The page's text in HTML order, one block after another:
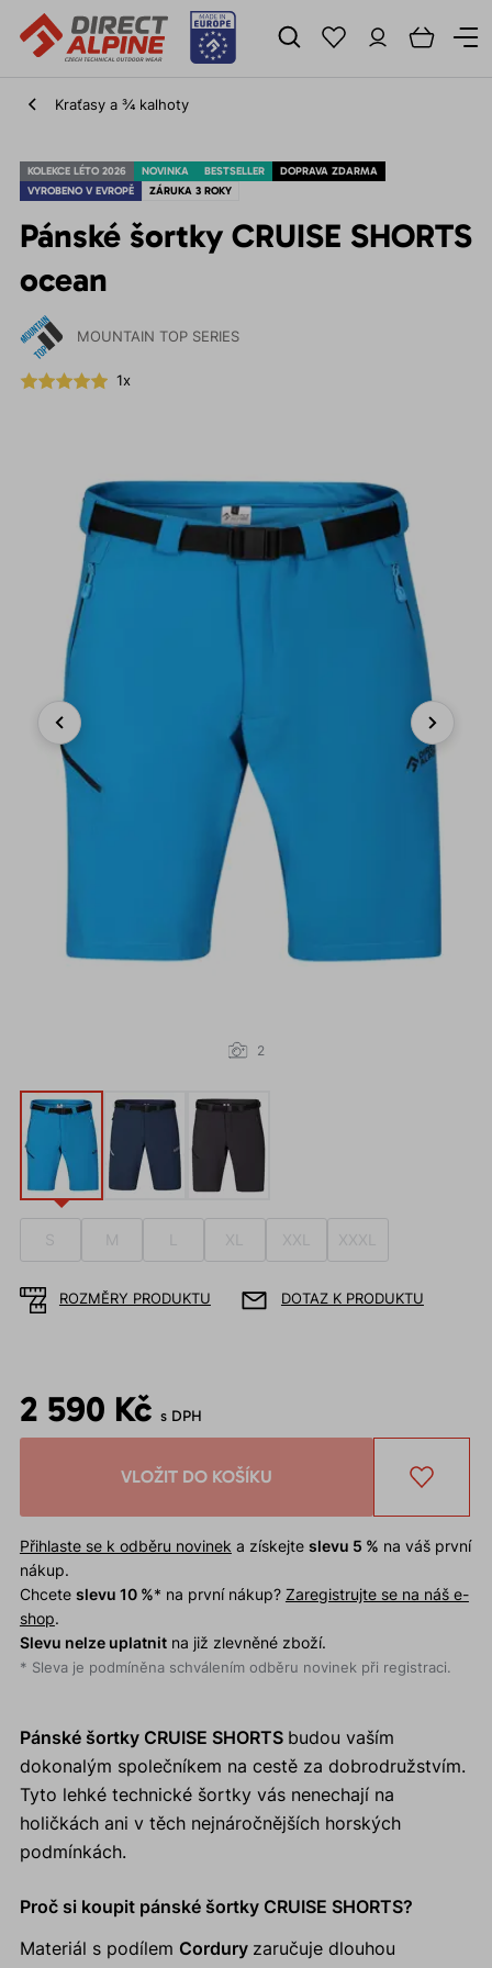
Kraťasy a ¾ kalhoty
KOLEKCE LÉTO 2026 NOVINKA BESTSELLER
DOPRAVA ZDARMA
VYROBENO V EVROPĚ
ZÁRUKA 3 ROKY
Pánské šortky CRUISE SHORTS
ocean
MOUNTAIN TOP SERIES
1x
Previous Next
2
S M XL XXL XXXL
ROZMĚRY PRODUKTU DOTAZ K PRODUKTU
2 590 Kč s DPH
VLOŽIT DO KOŠÍKU
Přihlaste se k odběru novinek a získejte slevu 5 % na váš první
nákup.
Chcete slevu 10 %* na první nákup? Zaregistrujte se na náš e-
shop.
Slevu nelze uplatnitna již zlevněné zboží.
* Sleva je podmíněna schválením odběru novinek při registraci.
Pánské šortky CRUISE SHORTS budou vaším
dokonalým společníkem na cestě za dobrodružstvím.
Tyto lehké technické šortky vás nenechají na
holičkách ani v těch nejnáročnějších horských
podmínkách.
Proč si koupit pánské šortky CRUISE SHORTS?
Materiál s podílem Cordury zaručuje dlouhou